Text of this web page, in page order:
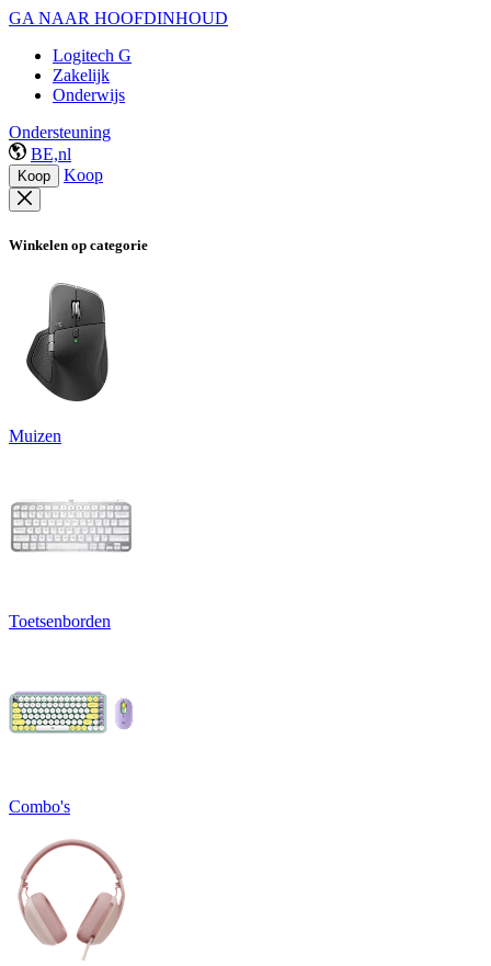
GA NAAR HOOFDINHOUD
Logitech G
Zakelijk
Onderwijs
Ondersteuning
BE,nl
Koop Koop
Winkelen op categorie
Muizen
Toetsenborden
Combo's